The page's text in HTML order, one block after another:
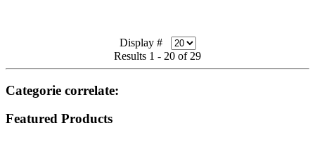
Display #
Results 1 - 20 of 29
Categorie correlate:
Featured Products